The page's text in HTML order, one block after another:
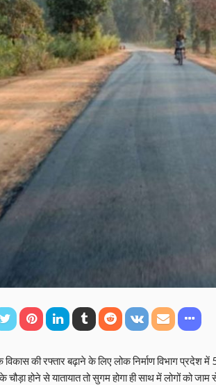
की रफ्तार बढ़ाने के लिए लोक निर्माण विभाग प्रदेश में
के चौड़ा होने से यातायात तो सुगम होगा ही साथ में लोगों को